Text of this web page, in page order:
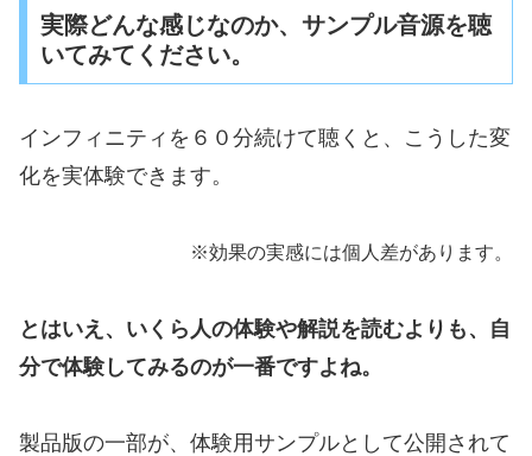
実際どんな感じなのか、サンプル音源を聴
いてみてください。
インフィニティを６０分続けて聴くと、こうした変
化を実体験できます。
※効果の実感には個人差があります。
とはいえ、いくら人の体験や解説を読むよりも、自
分で体験してみるのが一番ですよね。
製品版の一部が、体験用サンプルとして公開されて